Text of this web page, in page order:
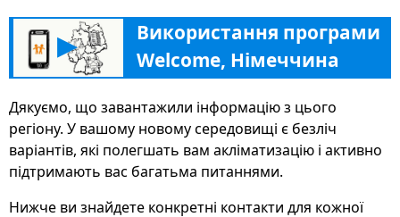
Новий розділ «Освіта» допомагає багатьма
порадами, адресами та інформацією в
подальшому навчанні, щоб знайти свій шлях на
німецький ринок праці
Додаток Welcome в Німеччині тепер просто та
широко доступний у вигляді веб-версії на
deutschland.welcome-app-germany.de
▶
Використання програми
Welcome, Німеччина
Дякуємо, що завантажили інформацію з цього
регіону. У вашому новому середовищі є безліч
варіантів, які полегшать вам акліматизацію і активно
підтримають вас багатьма питаннями.
Нижче ви знайдете конкретні контакти для кожної